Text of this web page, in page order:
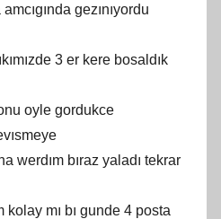
gezınıyordu
3 er kere bosaldık
onu oyle gordukce
werdım bıraz yaladı tekrar
kolay mı bı gunde 4 posta